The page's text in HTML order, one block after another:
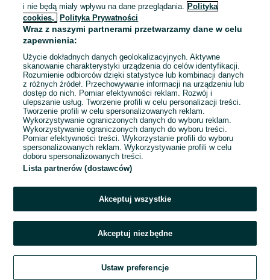
To ogłoszenie nie jest już dostępne
Przejdź na stronę główną
i nie będą miały wpływu na dane przeglądania. Polityka
cookies,
Polityka Prywatności
Wraz z naszymi partnerami przetwarzamy dane w celu
zapewnienia:
Użycie dokładnych danych geolokalizacyjnych. Aktywne
skanowanie charakterystyki urządzenia do celów identyfikacji.
Rozumienie odbiorców dzięki statystyce lub kombinacji danych
z różnych źródeł. Przechowywanie informacji na urządzeniu lub
dostęp do nich. Pomiar efektywności reklam. Rozwój i
ulepszanie usług. Tworzenie profili w celu personalizacji treści.
Tworzenie profili w celu spersonalizowanych reklam.
Wykorzystywanie ograniczonych danych do wyboru reklam.
Wykorzystywanie ograniczonych danych do wyboru treści.
Pomiar efektywności treści. Wykorzystanie profili do wyboru
spersonalizowanych reklam. Wykorzystywanie profili w celu
doboru spersonalizowanych treści.
Lista partnerów (dostawców)
Akceptuj wszystkie
Akceptuj niezbędne
Ustaw preferencje